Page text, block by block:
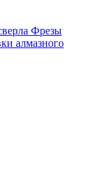
Фрезы
алмазного